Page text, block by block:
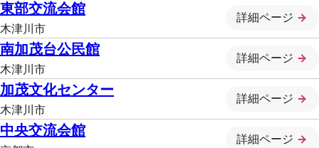
東部交流会館
木津川市
詳細ページ
南加茂台公民館
木津川市
詳細ページ
加茂文化センター
木津川市
詳細ページ
中央交流会館
詳細ページ